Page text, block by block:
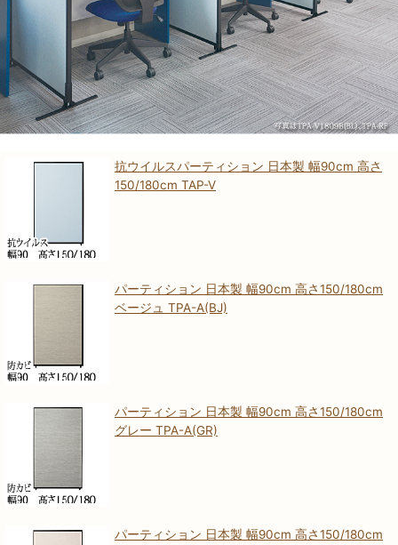
抗ウイルスパーティション 日本製 幅90cm 高さ
150/180cm TAP-V
パーティション 日本製 幅90cm 高さ150/180cm
ベージュ TPA-A(BJ)
パーティション 日本製 幅90cm 高さ150/180cm
グレー TPA-A(GR)
パーティション 日本製 幅90cm 高さ150/180cm